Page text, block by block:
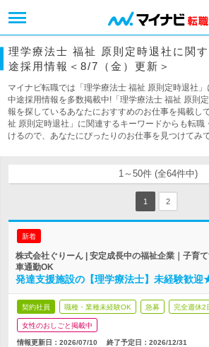
理学療法士 福祉 原則定時退社に関
途採用情報＜8/7（金）更新＞
マイナビ転職では「理学療法士 福祉 原則定時退社」
中途採用情報を多数掲載中!「理学療法士 福祉 原則
報を探しているあなたにおすすめのお仕事を掲載し
祉 原則定時退社」に関連するキーワードからも転職
けるので、あなたにぴったりのお仕事を見つけてみ
1～50件 (全64件中)
1 2
新着
株式会社ぐりーん | 安定成長中の福祉企業｜子育
車通勤OK
発達支援施設の【理学療法士】未経験歓
契約社員 職種・業種未経験OK 急募 完全週休2
女性のおしごと掲載中
情報更新日：2026/07/10 終了予定日： 2026/12/31